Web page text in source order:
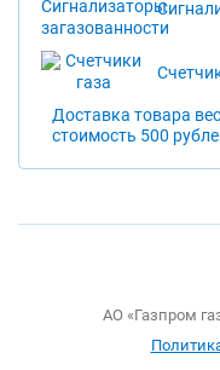
Доставка товара
стоимость 500
АО «Газпром